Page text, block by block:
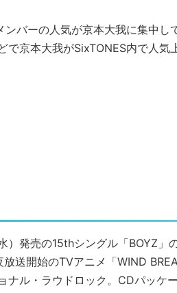
ンバーの人気が京本大我に集中し
で京本大我がSixTONES内で人気
発売の15thシングル「BOYZ」
送開始のTVアニメ「WIND
ナル・ラウドロック。CDパッケ